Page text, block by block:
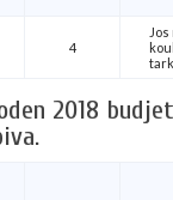
4
2018